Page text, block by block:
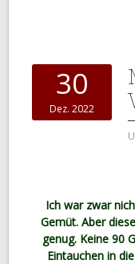
30
Dez. 2022
Ich war zwar
Gemüt. Aber diese
genug. Keine 90
Eintauchen in